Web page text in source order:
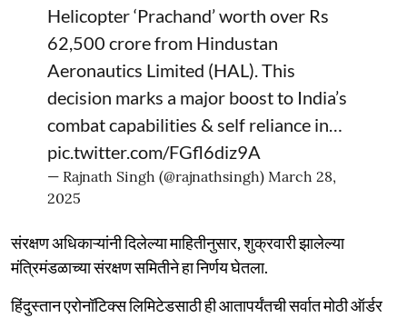
Helicopter ‘Prachand’ worth over Rs
62,500 crore from Hindustan
Aeronautics Limited (HAL). This
decision marks a major boost to India’s
combat capabilities & self reliance in…
pic.twitter.com/FGfl6diz9A
— Rajnath Singh (@rajnathsingh) March 28,
2025
संरक्षण अधिकाऱ्यांनी दिलेल्या माहितीनुसार, शुक्रवारी झालेल्या
मंत्रिमंडळाच्या संरक्षण समितीने हा निर्णय घेतला.
हिंदुस्तान एरोनॉटिक्स लिमिटेडसाठी ही आतापर्यंतची सर्वात मोठी ऑर्डर